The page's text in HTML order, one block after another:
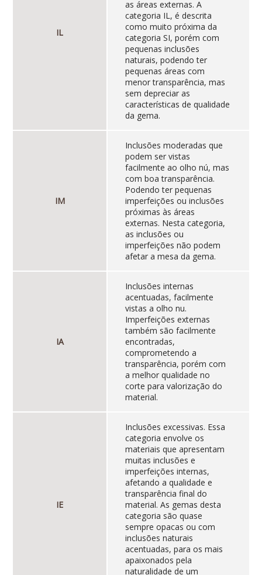
IL
as áreas externas. A
categoria IL, é descrita
como muito próxima da
categoria SI, porém com
pequenas inclusões
naturais, podendo ter
pequenas áreas com
menor transparência, mas
sem depreciar as
características de qualidade
da gema.
IM
Inclusões moderadas que
podem ser vistas
facilmente ao olho nú, mas
com boa transparência.
Podendo ter pequenas
imperfeições ou inclusões
próximas às áreas
externas. Nesta categoria,
as inclusões ou
imperfeições não podem
afetar a mesa da gema.
IA
Inclusões internas
acentuadas, facilmente
vistas a olho nu.
Imperfeições externas
também são facilmente
encontradas,
comprometendo a
transparência, porém com
a melhor qualidade no
corte para valorização do
material.
IE
Inclusões excessivas. Essa
categoria envolve os
materiais que apresentam
muitas inclusões e
imperfeições internas,
afetando a qualidade e
transparência final do
material. As gemas desta
categoria são quase
sempre opacas ou com
inclusões naturais
acentuadas, para os mais
apaixonados pela
naturalidade de um